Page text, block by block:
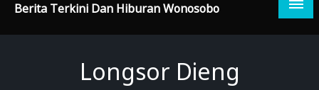
Berita Terkini Dan Hiburan Wonosobo
Longsor Dieng